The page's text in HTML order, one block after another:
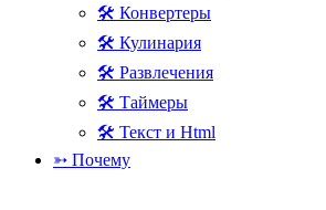
🛠 Конвертеры
🛠 Кулинария
🛠 Развлечения
🛠 Таймеры
🛠 Текст и Html
➳ Почему